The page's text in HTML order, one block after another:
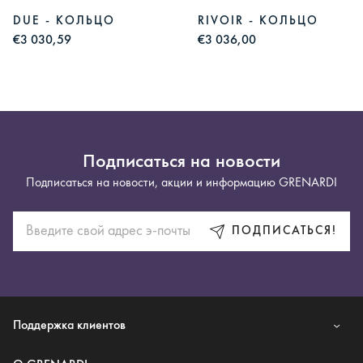
DUE - КОЛЬЦО
€3 030,59
RIVOIR - КОЛЬЦО
€3 036,00
Подписаться на новости
Подписаться на новости, акции и информацию GRENARDI
ПОДПИСАТЬСЯ!
Поддержка клиентов